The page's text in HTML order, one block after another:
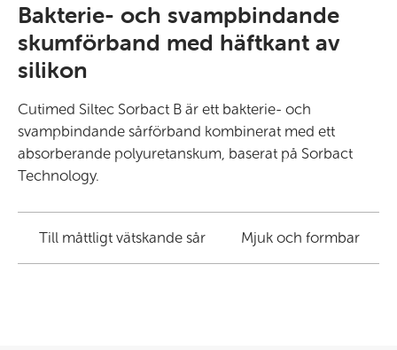
Bakterie- och svampbindande
skumförband med häftkant av
silikon
Cutimed Siltec Sorbact B är ett bakterie- och
svampbindande sårförband kombinerat med ett
absorberande polyuretanskum, baserat på Sorbact
Technology.
Till måttligt vätskande sår Mjuk och formbar